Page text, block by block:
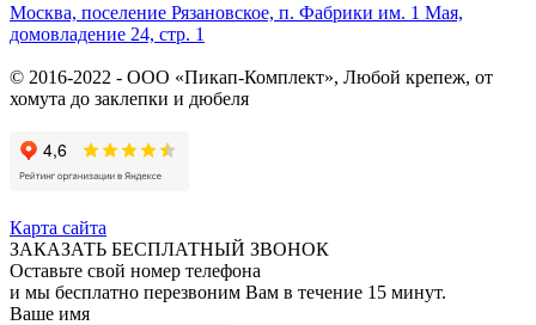
Москва, поселение Рязановское, п. Фабрики им. 1 Мая,
домовладение 24, стр. 1
© 2016-2022 - ООО «Пикап-Комплект», Любой крепеж, от
хомута до заклепки и дюбеля
Карта сайта
ЗАКАЗАТЬ БЕСПЛАТНЫЙ ЗВОНОК
Оставьте свой номер телефона
и мы бесплатно перезвоним Вам в течение 15 минут.
Ваше имя